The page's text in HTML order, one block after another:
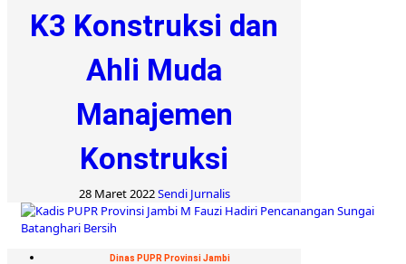
K3 Konstruksi dan
Ahli Muda
Manajemen
Konstruksi
28 Maret 2022Sendi Jurnalis
Dinas PUPR Provinsi Jambi